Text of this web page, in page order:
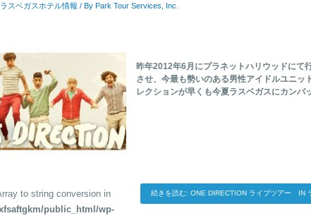
ラスベガスホテル情報 / By Park Tour Services, Inc.
昨年2012年6月にプラネットハリウッドにて
させ、今最も勢いのある男性アイドルユニッ
レクションが早くも今夏ラスベガスにカンバ
続きを読む: ONE DIRECTION ライブツアー IN
to string conversion in
public_html/wp-